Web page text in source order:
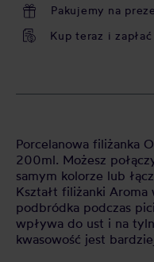
Pakujemy na
Kup teraz i
Porcelanowa filiżanka
200ml. Możesz
samym kolorze lub
Kształt filiżanki
podbródka podczas
wpływa do ust i na
kwasowość jest